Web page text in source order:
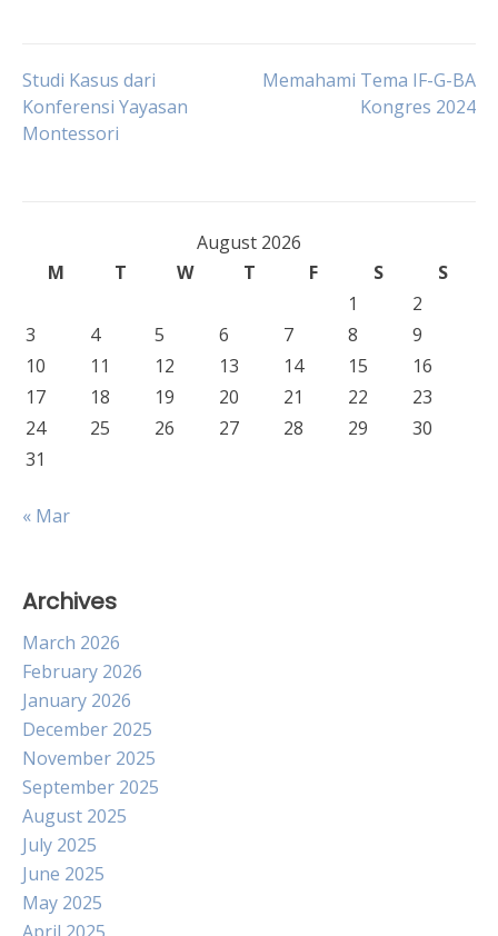
Post
navigation
Studi Kasus dari
Konferensi Yayasan
Montessori
Memahami Tema IF-G-BA
Kongres 2024
August 2026
M
T W T F S
S
1
2
3
4 5 6 7 8
9
10
11 12 13 14 15
16
17
18 19 20 21 22
23
24
25 26 27 28 29
30
31
« Mar
Archives
March 2026
February 2026
January 2026
December 2025
November 2025
September 2025
August 2025
July 2025
June 2025
May 2025